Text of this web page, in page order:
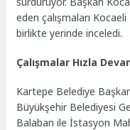
eden çalışmaları
birlikte yerinde inceledi.
Çalışmalar Hızla
Kartepe Belediye
Büyükşehir Belediyesi
Balaban ile İstasyon